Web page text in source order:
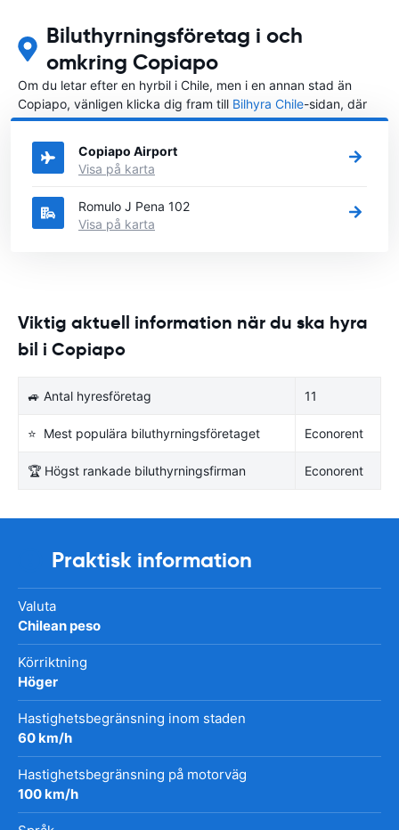
Biluthyrningsföretag i och
omkring Copiapo
Om du letar efter en hyrbil i Chile, men i en annan stad än
Copiapo, vänligen klicka dig fram till Bilhyra Chile-sidan, där
du kan välja i vilken stad i Chile du vill hyra en bil.
Copiapo Airport
Visa på karta
Romulo J Pena 102
Visa på karta
Viktig aktuell information när du ska hyra
bil i Copiapo
🚙 Antal hyresföretag 11
⭐ Mest populära biluthyrningsföretaget Econorent
🏆 Högst rankade biluthyrningsfirman Econorent
Praktisk information
Valuta
Chilean peso
Körriktning
Höger
Hastighetsbegränsning inom staden
60 km/h
Hastighetsbegränsning på motorväg
100 km/h